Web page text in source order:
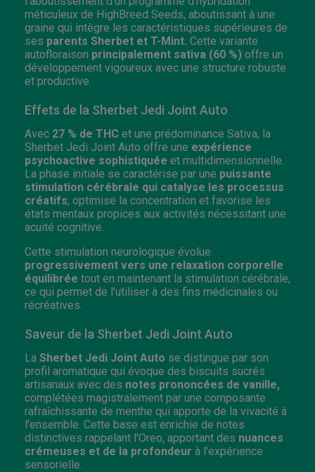
méticuleux de HighBreed Seeds, aboutissant à une
graine qui intègre les caractéristiques supérieures de
ses parents Sherbet et T-Mint. Cette variante
autofloraison principalement sativa (60 %) offre un
développement vigoureux avec une structure robuste
et productive.
Effets de la Sherbet Jedi Joint Auto
Avec 27 % de THC et une prédominance Sativa, la
Sherbet Jedi Joint Auto offre une expérience
psychoactive sophistiquée et multidimensionnelle.
La phase initiale se caractérise par une puissante
stimulation cérébrale qui catalyse les processus
créatifs, optimise la concentration et favorise les
états mentaux propices aux activités nécessitant une
acuité cognitive.
Cette stimulation neurologique évolue
progressivement vers une relaxation corporelle
équilibrée tout en maintenant la stimulation cérébrale,
ce qui permet de l'utiliser à des fins médicinales ou
récréatives.
Saveur de la Sherbet Jedi Joint Auto
La Sherbet Jedi Joint Auto se distingue par son
profil aromatique qui évoque des biscuits sucrés
artisanaux avec des notes prononcées de vanille,
complétées magistralement par une composante
rafraîchissante de menthe qui apporte de la vivacité à
l'ensemble. Cette base est enrichie de notes
distinctives rappelant l'Oreo, apportant des nuances
crémeuses et de la profondeur à l'expérience
sensorielle.